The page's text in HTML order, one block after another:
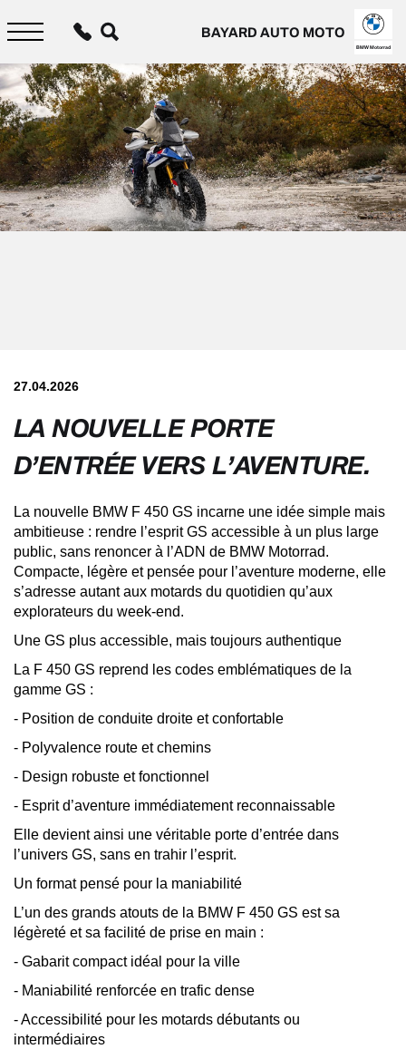
contenu
BAYARD AUTO MOTO
BMW Motorrad
27.04.2026
LA NOUVELLE PORTE
D’ENTRÉE VERS L’AVENTURE.
La nouvelle BMW F 450 GS incarne une idée simple mais
ambitieuse : rendre l’esprit GS accessible à un plus large
public, sans renoncer à l’ADN de BMW Motorrad.
Compacte, légère et pensée pour l’aventure moderne, elle
s’adresse autant aux motards du quotidien qu’aux
explorateurs du week-end.
Une GS plus accessible, mais toujours authentique
La F 450 GS reprend les codes emblématiques de la
gamme GS :
- Position de conduite droite et confortable
- Polyvalence route et chemins
- Design robuste et fonctionnel
- Esprit d’aventure immédiatement reconnaissable
Elle devient ainsi une véritable porte d’entrée dans
l’univers GS, sans en trahir l’esprit.
Un format pensé pour la maniabilité
L’un des grands atouts de la BMW F 450 GS est sa
légèreté et sa facilité de prise en main :
- Gabarit compact idéal pour la ville
- Maniabilité renforcée en trafic dense
- Accessibilité pour les motards débutants ou
intermédiaires